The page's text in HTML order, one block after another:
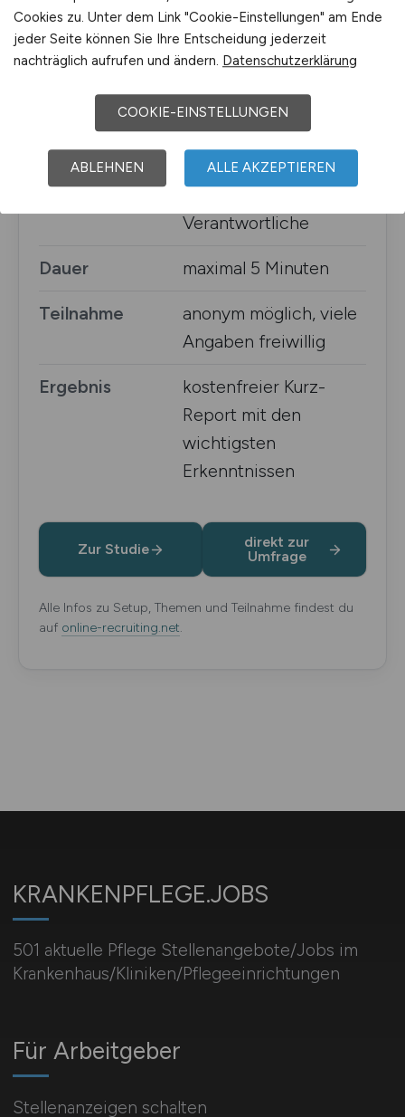
Studie
Recruiting Realities
Deutschland 2026
Herausgeberin
Online-Recruiting.net /
Eva Zils
Zielgruppe
Arbeitgeber,
Recruiter:innen, HR-
Verantwortliche
Dauer maximal 5 Minuten
Teilnahme
anonym möglich, viele
Angaben freiwillig
Ergebnis
kostenfreier Kurz-
Report mit den
wichtigsten
Erkenntnissen
Zur Studie
direkt zur
Umfrage
Alle Infos zu Setup, Themen und Teilnahme findest du
auf online-recruiting.net.
KRANKENPFLEGE.JOBS
501 aktuelle Pflege Stellenangebote/Jobs im
Krankenhaus/Kliniken/Pflegeeinrichtungen
Für Arbeitgeber
Stellenanzeigen schalten
Cookies zu. Unter dem Link "Cookie-Einstellungen" am Ende
jeder Seite können Sie Ihre Entscheidung jederzeit
nachträglich aufrufen und ändern. Datenschutzerklärung
COOKIE-EINSTELLUNGEN
ABLEHNEN ALLE AKZEPTIEREN